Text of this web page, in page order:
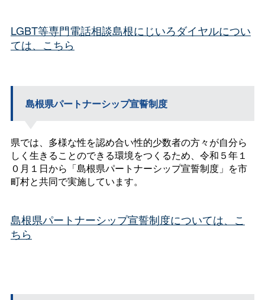
LGBT等専門電話相談島根にじいろダイヤルについ
ては、こちら
島根県パートナーシップ宣誓制度
県では、多様な性を認め合い性的少数者の方々が自分ら
しく生きることのできる環境をつくるため、令和５年１
０月１日から「島根県パートナーシップ宣誓制度」を市
町村と共同で実施しています。
島根県パートナーシップ宣誓制度については、こ
ちら